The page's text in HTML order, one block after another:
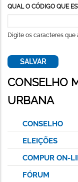
QUAL O CÓDIGO QUE
Digite os caracteres que
CONSELHO
URBANA
CONSELHO
ELEIÇÕES
COMPUR ON-
FÓRUM